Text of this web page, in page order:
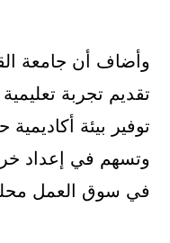
وأضاف أن جامعة
تقديم تجربة
توفير بيئة أكاديمية
وتسهم في إعداد
في سوق العمل